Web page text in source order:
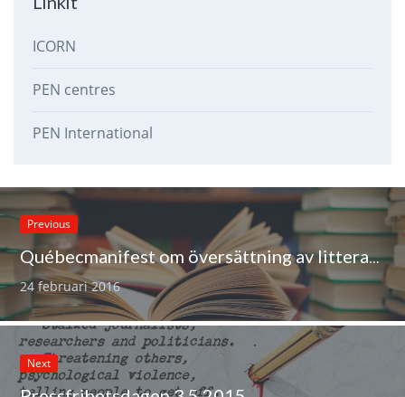
ICORN
PEN centres
PEN International
Previous
Québecmanifest om översättning av litteratur och om översättarnas rättigheter
24 februari 2016
Next